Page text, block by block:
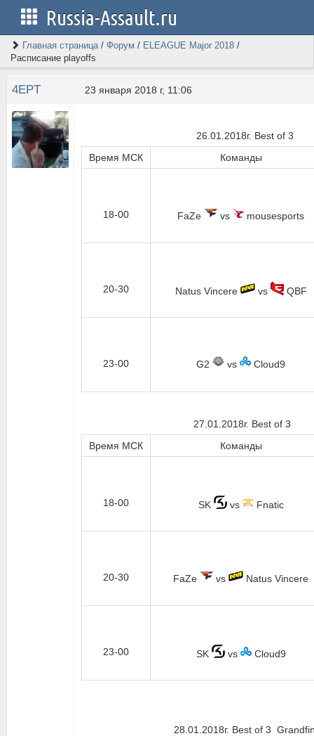
Russia-Assault.ru
Главная страница/ Форум / ELEAGUE Major 2018 /
Расписание playoffs
4EPT 23 января 2018 г, 11:06
26.01.2018г. Best of 3
Время МСК
Команды
18-00 FaZe vs mousesports
20-30 Natus Vincere vs QBF
23-00 G2 vs Cloud9
27.01.2018г. Best of 3
Время МСК
Команды
18-00 SK vs Fnatic
20-30 FaZe vs Natus Vincere
23-00 SK vs Cloud9
28.01.2018г. Best of 3